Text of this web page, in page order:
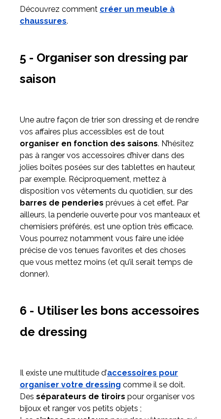
Découvrez comment créer un meuble à
chaussures.
5 - Organiser son dressing par
saison
Une autre façon de trier son dressing et de rendre
vos affaires plus accessibles est de tout
organiser en fonction des saisons. N’hésitez
pas à ranger vos accessoires d’hiver dans des
jolies boîtes posées sur des tablettes en hauteur,
par exemple. Réciproquement, mettez à
disposition vos vêtements du quotidien, sur des
barres de penderies prévues à cet effet. Par
ailleurs, la penderie ouverte pour vos manteaux et
chemisiers préférés, est une option très efficace.
Vous pourrez notamment vous faire une idée
précise de vos tenues favorites et des choses
que vous mettez moins (et qu’il serait temps de
donner).
6 - Utiliser les bons accessoires
de dressing
Il existe une multitude d’accessoires pour
organiser votre dressing comme il se doit.
Des séparateurs de tiroirs pour organiser vos
bijoux et ranger vos petits objets ;